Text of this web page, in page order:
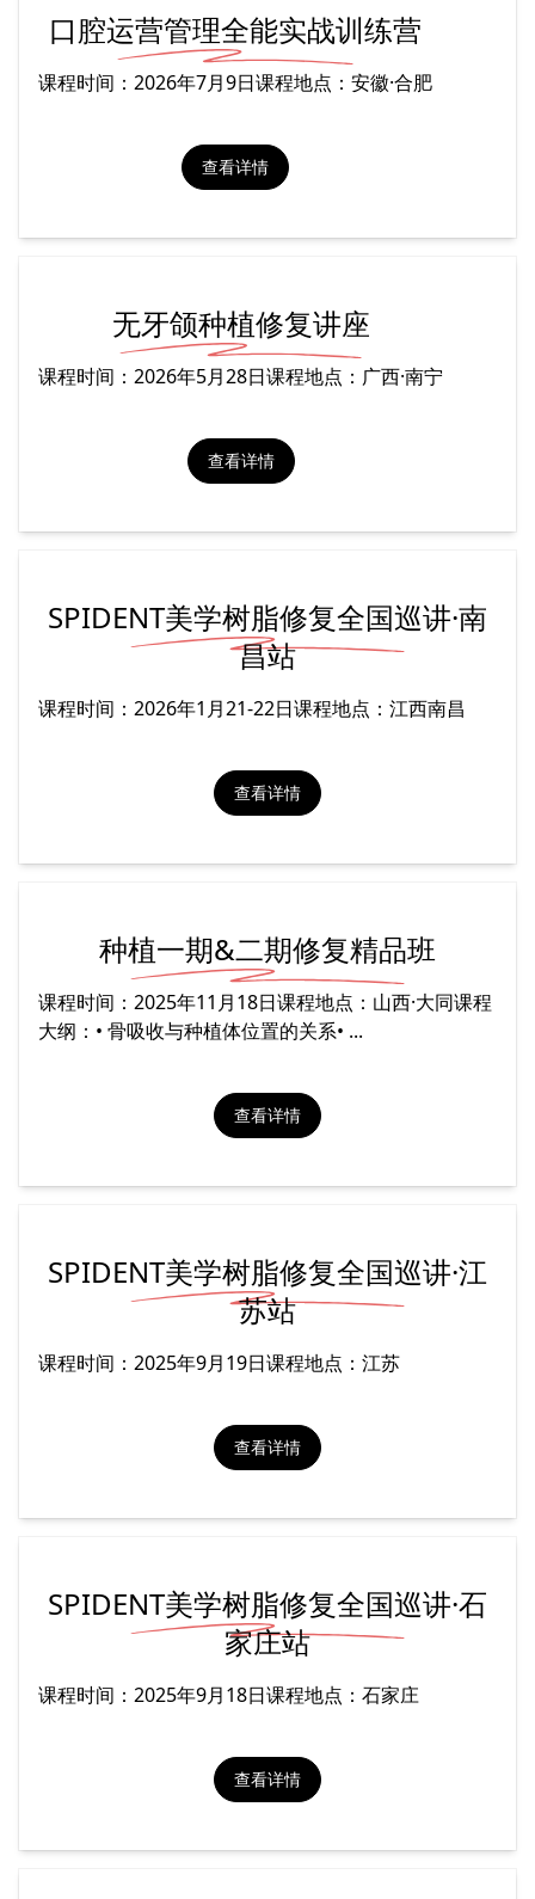
口腔运营管理全能实战训练营
课程时间：2026年7月9日课程地点：安徽·合肥
查看详情
无牙颌种植修复讲座
课程时间：2026年5月28日课程地点：广西·南宁
查看详情
SPIDENT美学树脂修复全国巡讲·南
昌站
课程时间：2026年1月21-22日课程地点：江西南昌
查看详情
种植一期&二期修复精品班
课程时间：2025年11月18日课程地点：山西·大同课程
大纲：• 骨吸收与种植体位置的关系• ...
查看详情
SPIDENT美学树脂修复全国巡讲·江
苏站
课程时间：2025年9月19日课程地点：江苏
查看详情
SPIDENT美学树脂修复全国巡讲·石
家庄站
课程时间：2025年9月18日课程地点：石家庄
查看详情